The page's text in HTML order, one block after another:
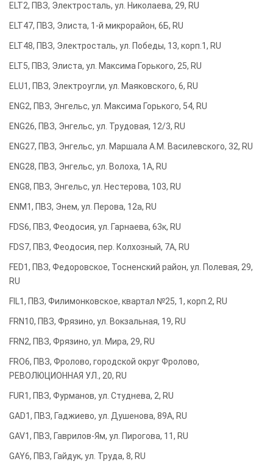
ELT2, ПВЗ, Электросталь, ул. Николаева, 29, RU
ELT47, ПВЗ, Элиста, 1-й микрорайон, 6Б, RU
ELT48, ПВЗ, Электросталь, ул. Победы, 13, корп.1, RU
ELT5, ПВЗ, Элиста, ул. Максима Горького, 25, RU
ELU1, ПВЗ, Электроугли, ул. Маяковского, 6, RU
ENG2, ПВЗ, Энгельс, ул. Максима Горького, 54, RU
ENG26, ПВЗ, Энгельс, ул. Трудовая, 12/3, RU
ENG27, ПВЗ, Энгельс, ул. Маршала А.М. Василевского, 32, RU
ENG28, ПВЗ, Энгельс, ул. Волоха, 1А, RU
ENG8, ПВЗ, Энгельс, ул. Нестерова, 103, RU
ENM1, ПВЗ, Энем, ул. Перова, 12а, RU
FDS6, ПВЗ, Феодосия, ул. Гарнаева, 63к, RU
FDS7, ПВЗ, Феодосия, пер. Колхозный, 7А, RU
FED1, ПВЗ, Федоровское, Тосненский район, ул. Полевая, 29,
RU
FIL1, ПВЗ, Филимонковское, квартал №25, 1, корп.2, RU
FRN10, ПВЗ, Фрязино, ул. Вокзальная, 19, RU
FRN2, ПВЗ, Фрязино, ул. Мира, 29, RU
FRO6, ПВЗ, Фролово, городской округ Фролово,
РЕВОЛЮЦИОННАЯ УЛ., 20, RU
FUR1, ПВЗ, Фурманов, ул. Студнева, 2, RU
GAD1, ПВЗ, Гаджиево, ул. Душенова, 89А, RU
GAV1, ПВЗ, Гаврилов-Ям, ул. Пирогова, 11, RU
GAY6, ПВЗ, Гайдук, ул. Труда, 8, RU